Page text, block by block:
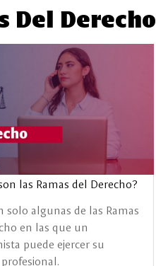
Del Derecho
las Ramas del Derecho?
solo algunas de las Ramas
en las que un
puede ejercer su